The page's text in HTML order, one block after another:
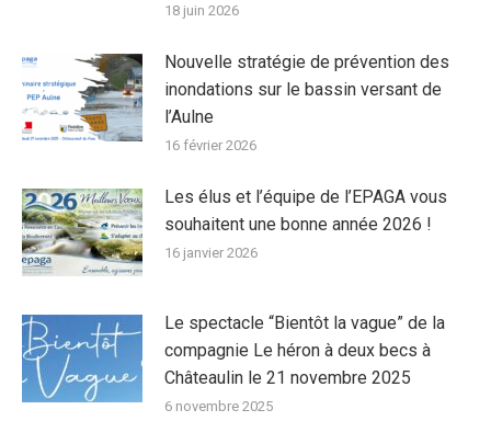
18 juin 2026
Nouvelle stratégie de prévention des
inondations sur le bassin versant de
l’Aulne
16 février 2026
Les élus et l’équipe de l’EPAGA vous
souhaitent une bonne année 2026 !
16 janvier 2026
Le spectacle “Bientôt la vague” de la
compagnie Le héron à deux becs à
Châteaulin le 21 novembre 2025
6 novembre 2025